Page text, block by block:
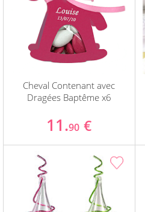
Cheval Contenant avec
Dragées Baptême x6
11.90 €